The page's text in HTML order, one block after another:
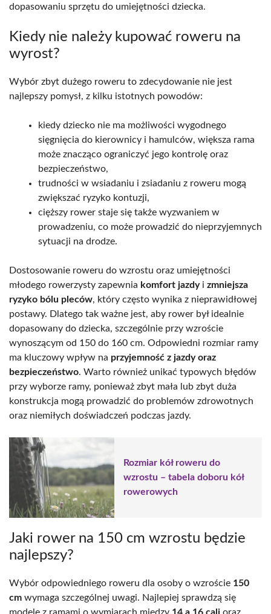
dopasowaniu sprzętu do umiejętności dziecka.
Kiedy nie należy kupować roweru na
wyrost?
Wybór zbyt dużego roweru to zdecydowanie nie jest
najlepszy pomysł, z kilku istotnych powodów:
kiedy dziecko nie ma możliwości wygodnego
sięgnięcia do kierownicy i hamulców, większa rama
może znacząco ograniczyć jego kontrolę oraz
bezpieczeństwo,
trudności w wsiadaniu i zsiadaniu z roweru mogą
zwiększać ryzyko kontuzji,
cięższy rower staje się także wyzwaniem w
prowadzeniu, co może prowadzić do nieprzyjemnych
sytuacji na drodze.
Dostosowanie roweru do wzrostu oraz umiejętności
młodego rowerzysty zapewnia komfort jazdyi zmniejsza
ryzyko bólu pleców, który często wynika z nieprawidłowej
postawy. Dlatego tak ważne jest, aby rower był idealnie
dopasowany do dziecka, szczególnie przy wzroście
wynoszącym od 150 do 160 cm. Odpowiedni rozmiar ramy
ma kluczowy wpływ na przyjemność z jazdy oraz
bezpieczeństwo. Warto również unikać typowych błędów
przy wyborze ramy, ponieważ zbyt mała lub zbyt duża
konstrukcja mogą prowadzić do problemów zdrowotnych
oraz niemiłych doświadczeń podczas jazdy.
Rozmiar kół roweru do
wzrostu – tabela doboru kół
rowerowych
Jaki rower na 150 cm wzrostu będzie
najlepszy?
Wybór odpowiedniego roweru dla osoby o wzroście 150
cm wymaga szczególnej uwagi. Najlepiej sprawdzą się
modele z ramami o wymiarach między 14 a 16 cali oraz